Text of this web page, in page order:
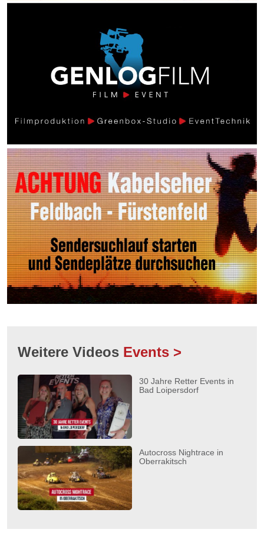
Weitere Videos Events >
30 Jahre Retter Events in
Bad Loipersdorf
Autocross Nightrace in
Oberrakitsch